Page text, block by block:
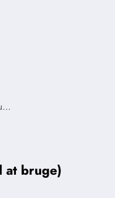
at bruge)